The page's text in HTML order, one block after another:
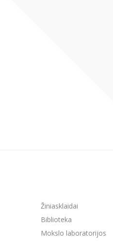
Žiniasklaidai
Biblioteka
Mokslo laboratorijos